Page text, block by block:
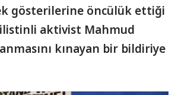
gösterilerine öncülük ettiği
aktivist Mahmud
kınayan bir bildiriye